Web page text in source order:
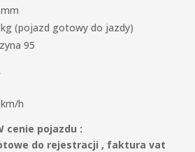
(pojazd gotowy do jazdy)
95
h
cenie pojazdu :
do rejestracji , faktura vat